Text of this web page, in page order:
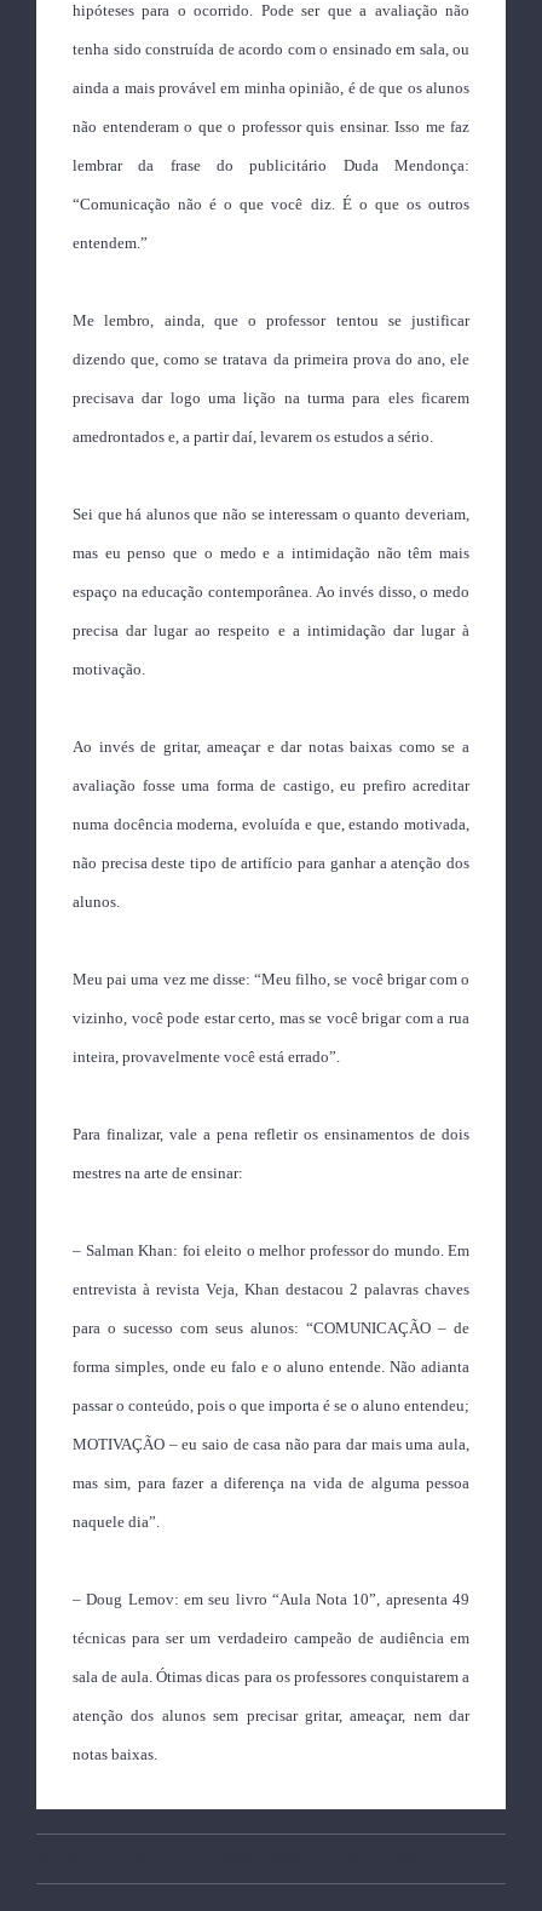
hipóteses para o ocorrido. Pode ser que a avaliação não
tenha sido construída de acordo com o ensinado em sala, ou
ainda a mais provável em minha opinião, é de que os alunos
não entenderam o que o professor quis ensinar. Isso me faz
lembrar da frase do publicitário Duda Mendonça:
“Comunicação não é o que você diz. É o que os outros
entendem.”
Me lembro, ainda, que o professor tentou se justificar
dizendo que, como se tratava da primeira prova do ano, ele
precisava dar logo uma lição na turma para eles ficarem
amedrontados e, a partir daí, levarem os estudos a sério.
Sei que há alunos que não se interessam o quanto deveriam,
mas eu penso que o medo e a intimidação não têm mais
espaço na educação contemporânea. Ao invés disso, o medo
precisa dar lugar ao respeito e a intimidação dar lugar à
motivação.
Ao invés de gritar, ameaçar e dar notas baixas como se a
avaliação fosse uma forma de castigo, eu prefiro acreditar
numa docência moderna, evoluída e que, estando motivada,
não precisa deste tipo de artifício para ganhar a atenção dos
alunos.
Meu pai uma vez me disse: “Meu filho, se você brigar com o
vizinho, você pode estar certo, mas se você brigar com a rua
inteira, provavelmente você está errado”.
Para finalizar, vale a pena refletir os ensinamentos de dois
mestres na arte de ensinar:
– Salman Khan: foi eleito o melhor professor do mundo. Em
entrevista à revista Veja, Khan destacou 2 palavras chaves
para o sucesso com seus alunos: “COMUNICAÇÃO – de
forma simples, onde eu falo e o aluno entende. Não adianta
passar o conteúdo, pois o que importa é se o aluno entendeu;
MOTIVAÇÃO – eu saio de casa não para dar mais uma aula,
mas sim, para fazer a diferença na vida de alguma pessoa
naquele dia”.
– Doug Lemov: em seu livro “Aula Nota 10”, apresenta 49
técnicas para ser um verdadeiro campeão de audiência em
sala de aula. Ótimas dicas para os professores conquistarem a
atenção dos alunos sem precisar gritar, ameaçar, nem dar
notas baixas.